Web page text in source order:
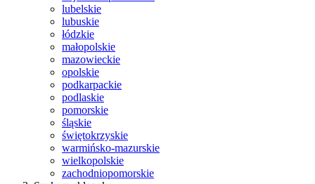
lubelskie
lubuskie
łódzkie
małopolskie
mazowieckie
opolskie
podkarpackie
podlaskie
pomorskie
śląskie
świętokrzyskie
warmińsko-mazurskie
wielkopolskie
zachodniopomorskie